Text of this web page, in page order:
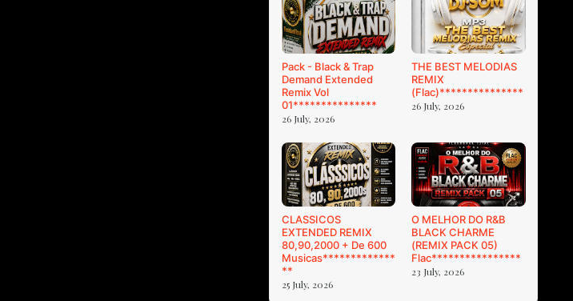
Pack - Black & Trap
Demand Extended
Remix Vol
01***************
26 July, 2026
THE BEST MELODIAS
REMIX
(Flac)***************
26 July, 2026
CLASSICOS
EXTENDED REMIX
80,90,2000 + De 600
Musicas*************
**
25 July, 2026
O MELHOR DO R&B
BLACK CHARME
(REMIX PACK 05)
Flac****************
23 July, 2026